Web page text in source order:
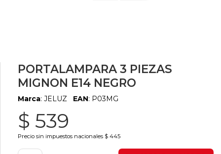
PORTALAMPARA 3 PIEZAS
MIGNON E14 NEGRO
Marca: JELUZ EAN: P03MG
$ 539
Precio sin impuestos nacionales $ 445